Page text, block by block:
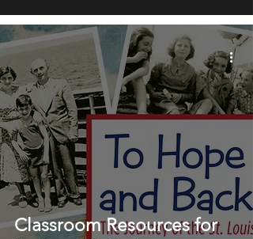
Classroom Resources for